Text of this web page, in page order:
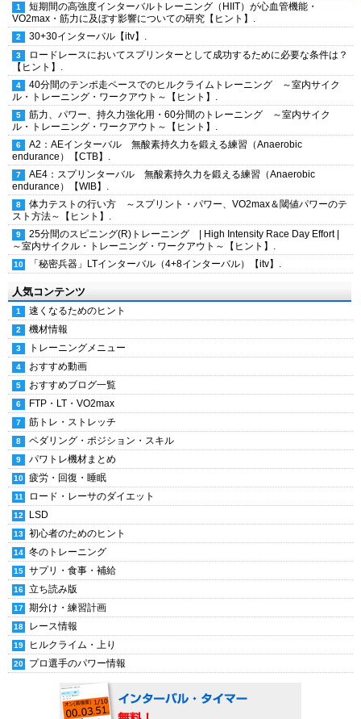
短期間の高強度インターバルトレーニング（HIIT）が心血管機能・
VO2max・筋力に及ぼす影響についての研究【ヒント】.
30+30インターバル【itv】.
ロードレースにおいてスプリンターとして成功するために必要な条件は？
【ヒント】.
40分間のテンポ走ペースでのヒルクライムトレーニング ～室内サイク
ル・トレーニング・ワークアウト～【ヒント】.
筋力、パワー、持久力強化用・60分間のトレーニング ～室内サイク
ル・トレーニング・ワークアウト～【ヒント】.
A2：AEインターバル 無酸素持久力を鍛える練習（Anaerobic
endurance）【CTB】.
AE4：スプリンターバル 無酸素持久力を鍛える練習（Anaerobic
endurance）【WIB】.
体力テストの行い方 ～スプリント・パワー、VO2max＆閾値パワーのテ
スト方法～【ヒント】.
25分間のスピニング(R)トレーニング | High Intensity Race Day Effort |
～室内サイクル・トレーニング・ワークアウト～【ヒント】.
「秘密兵器」LTインターバル（4+8インターバル）【itv】.
人気コンテンツ
速くなるためのヒント
機材情報
トレーニングメニュー
おすすめ動画
おすすめブログ一覧
FTP・LT・VO2max
筋トレ・ストレッチ
ペダリング・ポジション・スキル
パワトレ機材まとめ
疲労・回復・睡眠
ロード・レーサのダイエット
LSD
初心者のためのヒント
冬のトレーニング
サプリ・食事・補給
立ち読み版
期分け・練習計画
レース情報
ヒルクライム・上り
プロ選手のパワー情報